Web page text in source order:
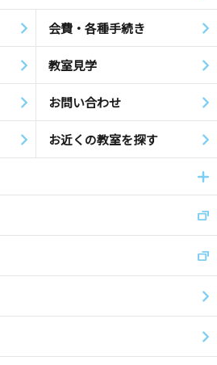
会費・各種手続き
教室見学
お問い合わせ
お近くの教室を探す